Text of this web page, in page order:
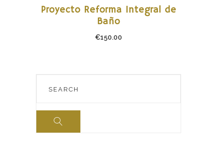
Proyecto Reforma Integral de
Baño
€150.00